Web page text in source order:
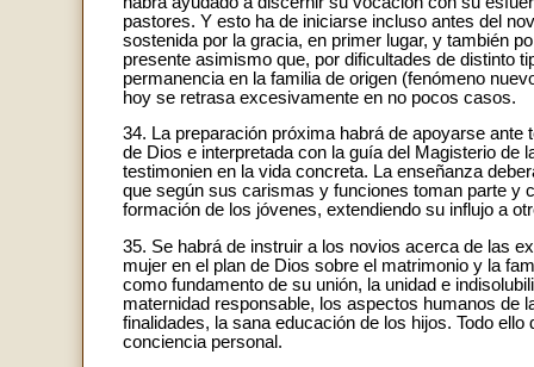
pastores. Y esto ha de iniciarse incluso antes del
sostenida por la gracia, en primer lugar, y también
presente asimismo que, por dificultades de distinto
permanencia en la familia de origen (fenómeno
hoy se retrasa excesivamente en no pocos casos.
34. La preparación próxima habrá de apoyarse
de Dios e interpretada con la guía del Magisterio de
testimonien en la vida concreta. La enseñanza
que según sus carismas y funciones toman parte
formación de los jóvenes, extendiendo su influjo a
35. Se habrá de instruir a los novios acerca de las
mujer en el plan de Dios sobre el matrimonio y la
como fundamento de su unión, la unidad e
maternidad responsable, los aspectos humanos de
finalidades, la sana educación de los hijos. Todo
conciencia personal.